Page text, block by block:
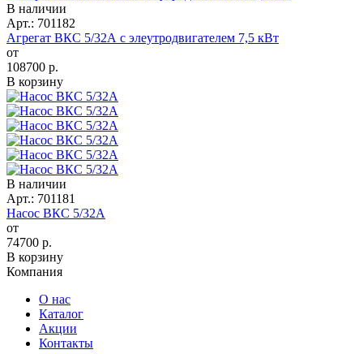
В наличии
Арт.: 701182
Агрегат ВКС 5/32А с элеутродвигателем 7,5 кВт
от
108700 р.
В корзину
В наличии
Арт.: 701181
Насос ВКС 5/32А
от
74700 р.
В корзину
Компания
О нас
Каталог
Акции
Контакты